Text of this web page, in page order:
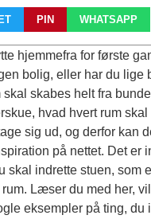
PIN WHATSAPP
hjemmefra for første
bolig, eller har du lige
skal skabes helt fra
hvad hvert rum skal
sig ud, og derfor kan
på nettet. Det er
skal indrette stuen, som
Læser du med her,
eksempler på ting, du